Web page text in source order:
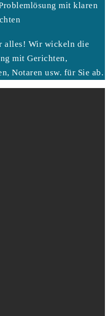
mit klaren
alles! Wir wickeln die
mit Gerichten,
Notaren usw. für Sie ab.